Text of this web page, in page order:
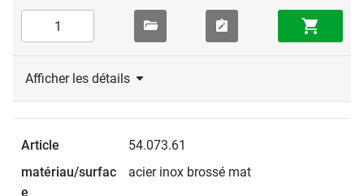
Afficher les détails
54.073.61
acier inox brossé mat